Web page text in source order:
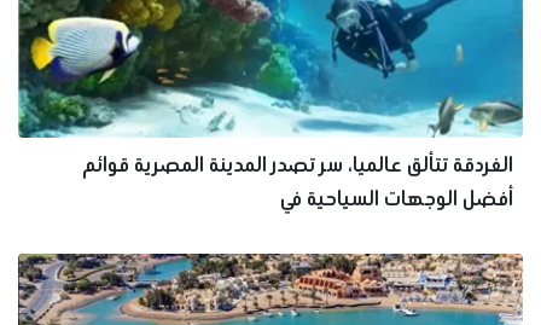
الغردقة تتألق عالميا، سر تصدر المدينة المصرية قوائم
أفضل الوجهات السياحية في